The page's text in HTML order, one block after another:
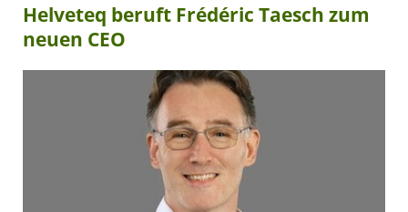
Helveteq beruft Frédéric Taesch zum
neuen CEO